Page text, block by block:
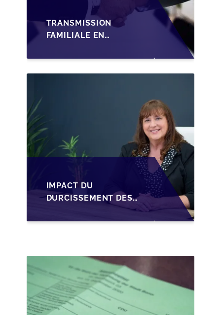
TRANSMISSION
FAMILIALE EN
STRUCTURER LA
CESSION DES PARTS
IMPACT DU
DURCISSEMENT DES
CRÉDIT SUR LA